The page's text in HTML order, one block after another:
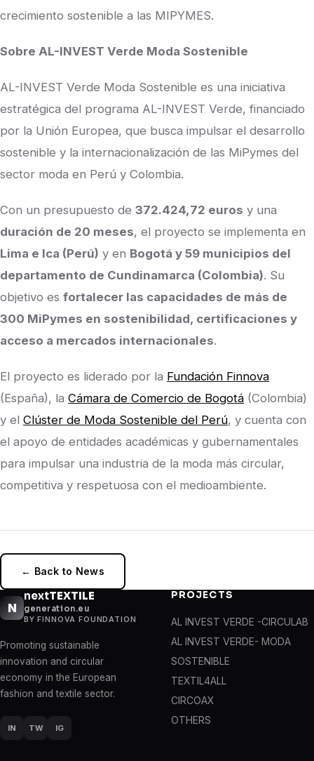
crecimiento sostenible a las MIPYMES.
Sobre AL-INVEST Verde Moda Sostenible
AL-INVEST Verde Moda Sostenible es una iniciativa
estratégica del programa AL-INVEST Verde, financiado
por la Unión Europea, que busca impulsar el desarrollo
sostenible y la internacionalización de las MiPymes del
sector moda en Perú y Colombia.
Con un presupuesto de 372.424,72 euros y una
duración de 20 meses, el proyecto se implementa en
Lima e Ica (Perú) y en Bogotá y 59 municipios del
departamento de Cundinamarca (Colombia). Su
objetivo es fortalecer las capacidades de más de
300 MiPymes en sostenibilidad, certificaciones y
acceso a mercados internacionales.
El proyecto es liderado por la Fundación Finnova
(España), la Cámara de Comercio de Bogotá (Colombia)
y el Clúster de Moda Sostenible del Perú, y cuenta con
el apoyo de entidades académicas y gubernamentales
para impulsar una industria de la moda más circular,
competitiva y respetuosa con el medioambiente.
← Back to News
N
nextTEXTILE
generation.eu
BY FINNOVA FOUNDATION
Promoting sustainable
innovation and circular
economy in the European
fashion and textile sector.
IN TW IG
PROJECTS
AL INVEST VERDE -CIRCULAB
AL INVEST VERDE- MODA
SOSTENIBLE
TEXTIL4ALL
CIRCOAX
OTHERS